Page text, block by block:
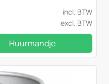
incl. BTW
excl. BTW
Huurmandje